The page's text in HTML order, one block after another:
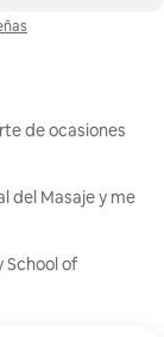
de ocasiones
del Masaje y me
School of